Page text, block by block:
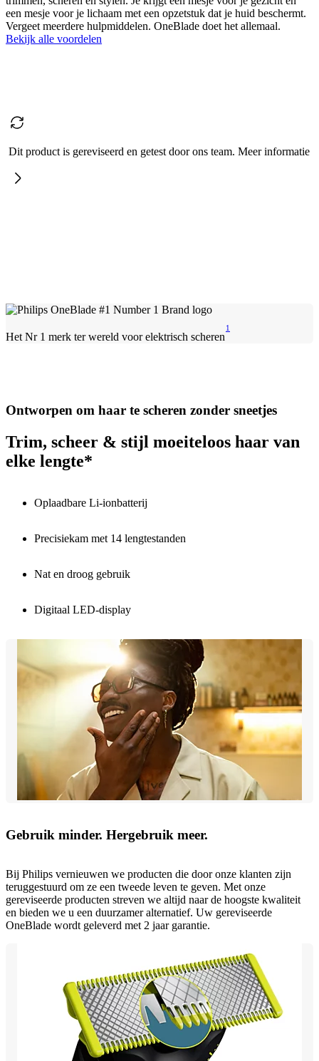
een mesje voor je lichaam met een opzetstuk dat je huid beschermt.
Vergeet meerdere hulpmiddelen. OneBlade doet het allemaal.
Bekijk alle voordelen
Dit product is gereviseerd en getest door ons team. Meer informatie
Het Nr 1 merk ter wereld voor elektrisch scheren
1
Ontworpen om haar te scheren zonder sneetjes
Trim, scheer & stijl moeiteloos haar van
elke lengte*
Oplaadbare Li-ionbatterij
Precisiekam met 14 lengtestanden
Nat en droog gebruik
Digitaal LED-display
Gebruik minder. Hergebruik meer.
Bij Philips vernieuwen we producten die door onze klanten zijn
teruggestuurd om ze een tweede leven te geven. Met onze
gereviseerde producten streven we altijd naar de hoogste kwaliteit
en bieden we u een duurzamer alternatief. Uw gereviseerde
OneBlade wordt geleverd met 2 jaar garantie.